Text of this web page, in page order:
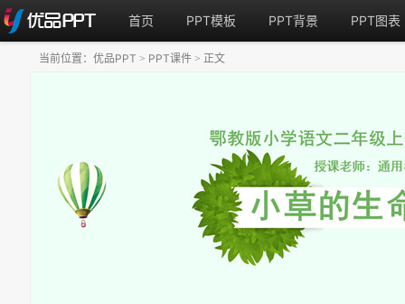
首页 PPT模板 PPT背景 PPT图表
当前位置： 优品PPT > PPT课件 > 正文